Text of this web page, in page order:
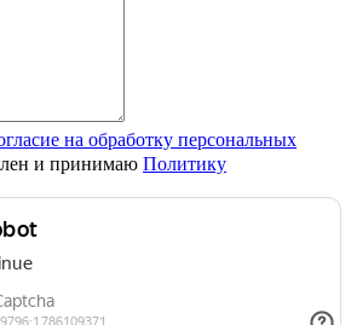
на обработку персональных
и принимаю Политику